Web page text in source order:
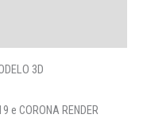
3D
e CORONA RENDER